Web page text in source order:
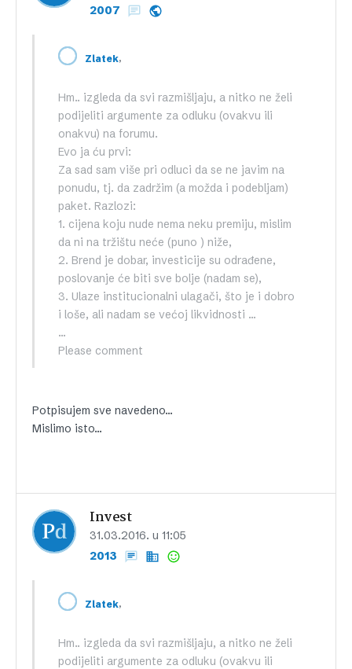
2007
Zlatek,
Hm.. izgleda da svi razmišljaju, a nitko ne želi
podijeliti argumente za odluku (ovakvu ili
onakvu) na forumu.
Evo ja ću prvi:
Za sad sam više pri odluci da se ne javim na
ponudu, tj. da zadržim (a možda i podebljam)
paket. Razlozi:
1. cijena koju nude nema neku premiju, mislim
da ni na tržištu neće (puno ) niže,
2. Brend je dobar, investicije su odrađene,
poslovanje će biti sve bolje (nadam se),
3. Ulaze institucionalni ulagači, što je i dobro
i loše, ali nadam se većoj likvidnosti …
…
Please comment
Potpisujem sve navedeno…
Mislimo isto…
Invest
31.03.2016. u 11:05
2013
Zlatek,
Hm.. izgleda da svi razmišljaju, a nitko ne želi
podijeliti argumente za odluku (ovakvu ili